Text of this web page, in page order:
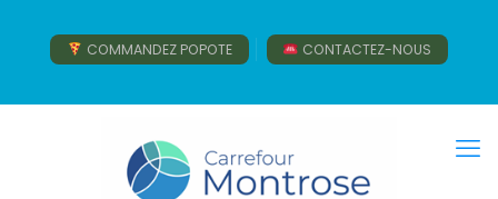
COMMANDEZ POPOTE CONTACTEZ-NOUS